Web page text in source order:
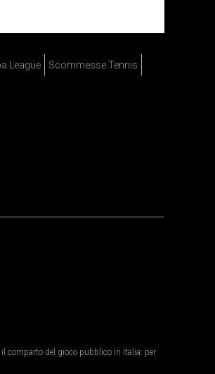
League
Scommesse Tennis
il comparto del gioco pubblico in Italia: per